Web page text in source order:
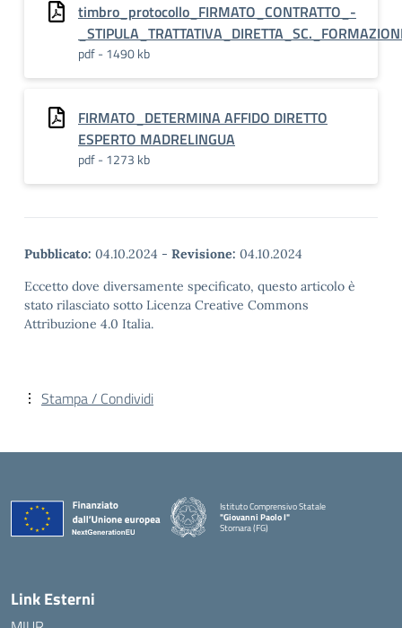
timbro_protocollo_FIRMATO_CONTRATTO_-
pdf - 1490 kb
FIRMATO_DETERMINA AFFIDO DIRETTO
ESPERTO MADRELINGUA
pdf - 1273 kb
Pubblicato: 04.10.2024 - Revisione: 04.10.2024
Eccetto dove diversamente specificato, questo articolo è
stato rilasciato sotto Licenza Creative Commons
Attribuzione 4.0 Italia.
Stampa / Condividi
Istituto Comprensivo Statale
"Giovanni Paolo I"
Stornara (FG)
Link Esterni